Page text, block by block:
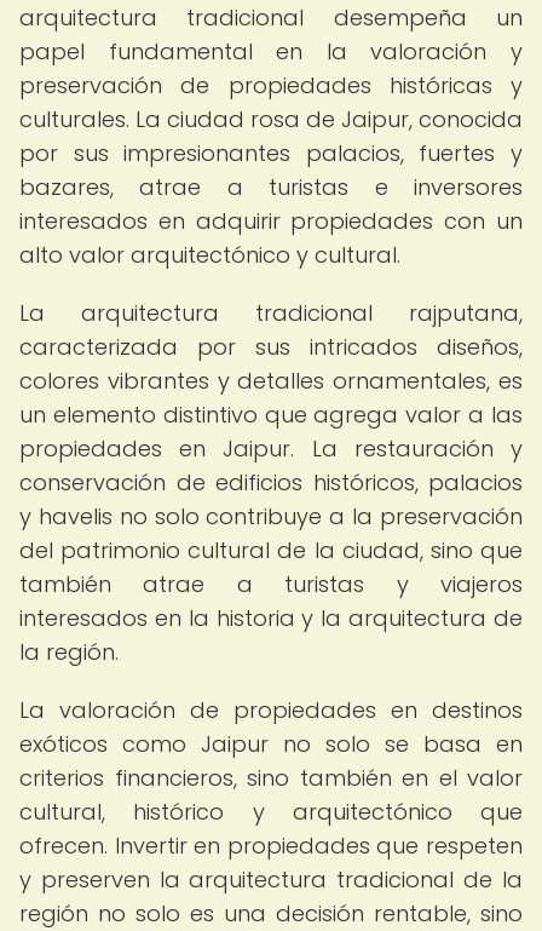
arquitectura tradicional desempeña un
papel fundamental en la valoración y
preservación de propiedades históricas y
culturales. La ciudad rosa de Jaipur, conocida
por sus impresionantes palacios, fuertes y
bazares, atrae a turistas e inversores
interesados en adquirir propiedades con un
alto valor arquitectónico y cultural.
La arquitectura tradicional rajputana,
caracterizada por sus intricados diseños,
colores vibrantes y detalles ornamentales, es
un elemento distintivo que agrega valor a las
propiedades en Jaipur. La restauración y
conservación de edificios históricos, palacios
y havelis no solo contribuye a la preservación
del patrimonio cultural de la ciudad, sino que
también atrae a turistas y viajeros
interesados en la historia y la arquitectura de
la región.
La valoración de propiedades en destinos
exóticos como Jaipur no solo se basa en
criterios financieros, sino también en el valor
cultural, histórico y arquitectónico que
ofrecen. Invertir en propiedades que respeten
y preserven la arquitectura tradicional de la
región no solo es una decisión rentable, sino